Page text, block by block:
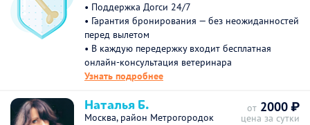
• Поддержка Догси 24/7
• Гарантия бронирования — без неожиданностей
перед вылетом
• В каждую передержку входит бесплатная
онлайн-консультация ветеринара
Узнать подробнее
Наталья Б.
Москва, район Метрогородок
от 2000 ₽
цена за сутки